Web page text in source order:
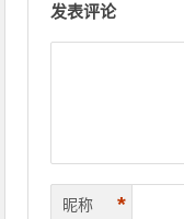
发表评论
昵称 *